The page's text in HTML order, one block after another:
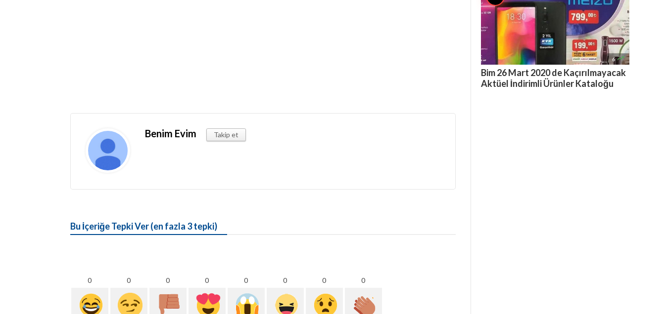
Benim Evim Takip et
Bu İçeriğe Tepki Ver (en fazla 3 tepki)
0 0 0 0 0 0 0 0
6 
Bim 26 Mart 2020 de Kaçırılmayacak
Aktüel İndirimli Ürünler Kataloğu